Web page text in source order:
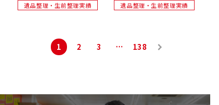
遺品整理・生前整理実績 遺品整理・生前整理実績
ゲ
1 2 3 …
138